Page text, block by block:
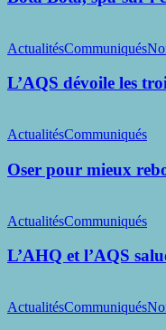
la
l’eau
Établissement
spa
de
l’année
dévoile
trois
finalistes
le
prix
Établissement
spa
ActualitésCommuniqués
L’AQS dévoile les
pour
rebondir
:
programmation
audacieuse
pour
le
et
ActualitésCommuniqués
Oser pour mieux
et
saluent
d’Amélie
Dionne
ActualitésCommuniqués
L’AHQ et l’AQS
établissement
ActualitésCommuniqués